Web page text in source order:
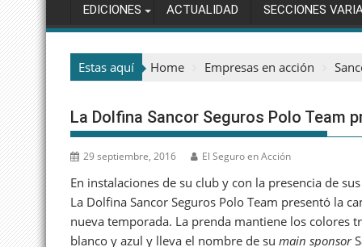
EDICIONES ACTUALIDAD SECCIONES
Estas aquí Home Empresas en acción
La Dolfina Sancor Seguros Polo Team
29 septiembre, 2016 El Seguro en Acción
En instalaciones de su club y con la presencia de
La Dolfina Sancor Seguros Polo Team presentó la
nueva temporada. La prenda mantiene los colores
blanco y azul y lleva el nombre de su main sponsor